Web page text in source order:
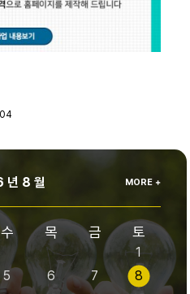
MORE +
년 8 월
수 목 금 토
1
5 6 7
8